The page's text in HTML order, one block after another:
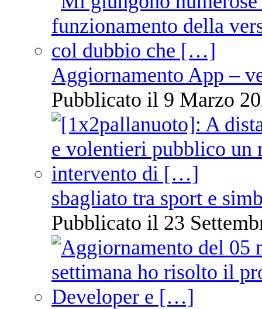
Aggiornamento App –
Pubblicato il 9 Marzo
sbagliato tra sport e
Pubblicato il 23